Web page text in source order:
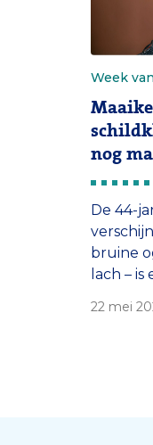
Week
nog
De 44-
bruine
lach – is
met een
22 mei